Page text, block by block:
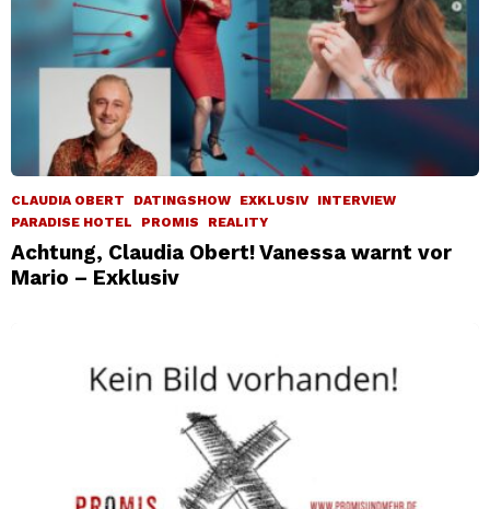
CLAUDIA OBERT DATINGSHOW EXKLUSIV
INTERVIEW
PARADISE HOTEL
PROMIS REALITY
Achtung, Claudia Obert! Vanessa warnt vor
Mario – Exklusiv